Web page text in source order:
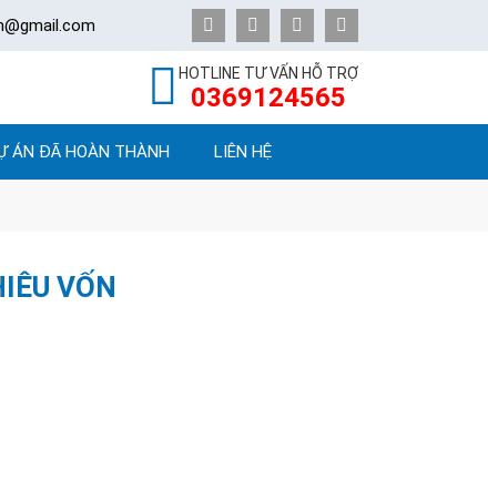
HOTLINE TƯ VẤN HỖ TRỢ
0369124565
ÁN ĐÃ HOÀN THÀNH LIÊN HỆ
VỐN